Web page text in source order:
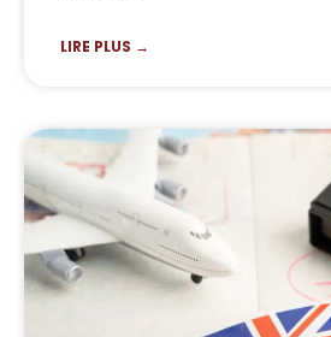
LIRE PLUS →